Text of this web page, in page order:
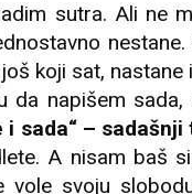
sutra. Ali ne
nestane.
koji sat,
napišem
i sada“ – sadašnji
A nisam baš
svoju